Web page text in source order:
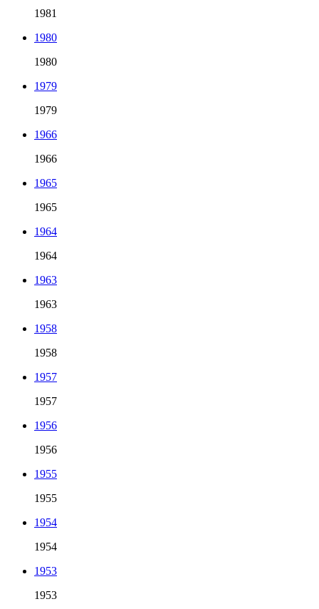
1981
1980
1980
1979
1979
1966
1966
1965
1965
1964
1964
1963
1963
1958
1958
1957
1957
1956
1956
1955
1955
1954
1954
1953
1953